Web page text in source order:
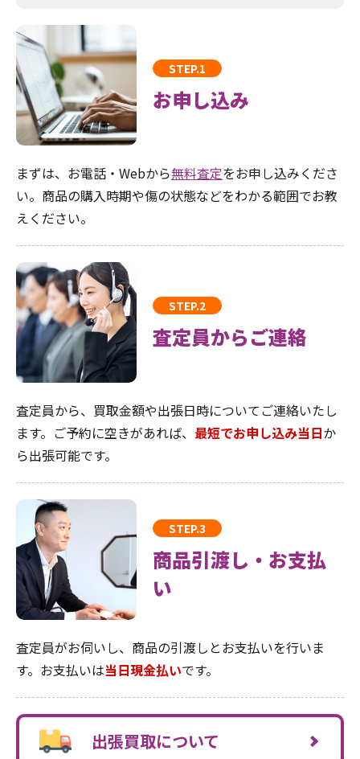
STEP.1
お申し込み
まずは、お電話・Webから無料査定をお申し込みくださ
い。商品の購入時期や傷の状態などをわかる範囲でお教
えください。
STEP.2
査定員からご連絡
査定員から、買取金額や出張日時についてご連絡いたし
ます。ご予約に空きがあれば、 最短でお申し込み当日か
ら出張可能です。
STEP.3
商品引渡し・お支払
い
査定員がお伺いし、商品の引渡しとお支払いを行いま
す。お支払いは当日現金払いです。
出張買取について